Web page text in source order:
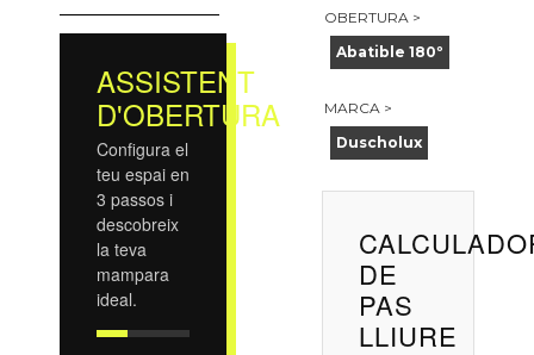
ASSISTENT
D'OBERTURA
Configura el
teu espai en
3 passos i
descobreix
la teva
mampara
ideal.
OBERTURA >
Abatible 180º
MARCA >
Duscholux
DE
PAS
LLIURE